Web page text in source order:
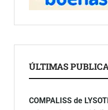
ÚLTIMAS
COMPALISS de